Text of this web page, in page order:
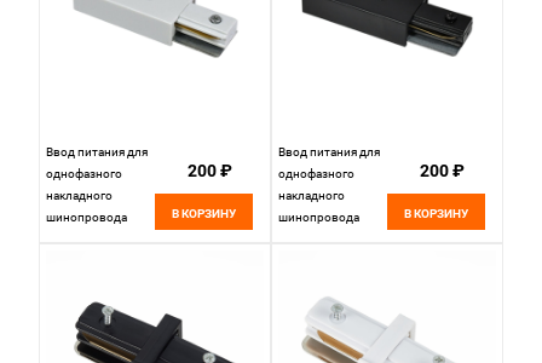
Ввод питания для
однофазного
накладного
шинопровода
ST002.579.00
Белый
200 ₽
В КОРЗИНУ
Ввод питания для
однофазного
накладного
шинопровода
ST002.479.00
Черный
200 ₽
В КОРЗИНУ